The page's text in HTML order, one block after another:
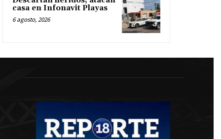
casa en Infonavit Playas
6 agosto, 2026